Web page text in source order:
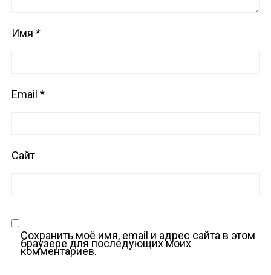
Имя*
Email*
Сайт
Сохранить моё имя, email и адрес сайта в этом
браузере для последующих моих
комментариев.